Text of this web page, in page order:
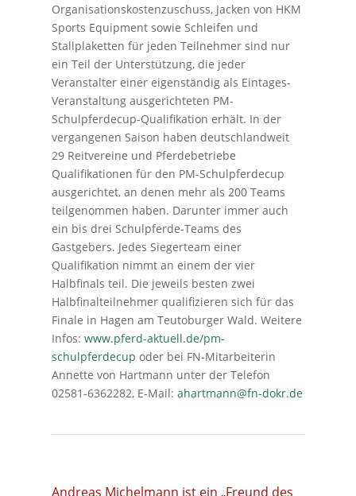
Organisationskostenzuschuss, Jacken von HKM
Sports Equipment sowie Schleifen und
Stallplaketten für jeden Teilnehmer sind nur
ein Teil der Unterstützung, die jeder
Veranstalter einer eigenständig als Eintages-
Veranstaltung ausgerichteten PM-
Schulpferdecup-Qualifikation erhält. In der
vergangenen Saison haben deutschlandweit
29 Reitvereine und Pferdebetriebe
Qualifikationen für den PM-Schulpferdecup
ausgerichtet, an denen mehr als 200 Teams
teilgenommen haben. Darunter immer auch
ein bis drei Schulpferde-Teams des
Gastgebers. Jedes Siegerteam einer
Qualifikation nimmt an einem der vier
Halbfinals teil. Die jeweils besten zwei
Halbfinalteilnehmer qualifizieren sich für das
Finale in Hagen am Teutoburger Wald. Weitere
Infos: www.pferd-aktuell.de/pm-
schulpferdecup oder bei FN-Mitarbeiterin
Annette von Hartmann unter der Telefon
02581-6362282, E-Mail: ahartmann@fn-dokr.de
Andreas Michelmann ist ein „Freund des